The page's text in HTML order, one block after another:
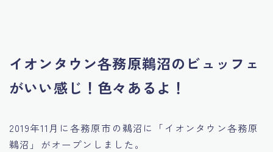
イオンタウン各務原鵜沼のビュッフェ
がいい感じ！色々あるよ！
2019年11月に各務原市の鵜沼に「イオンタウン各務原
鵜沼」がオープンしました。